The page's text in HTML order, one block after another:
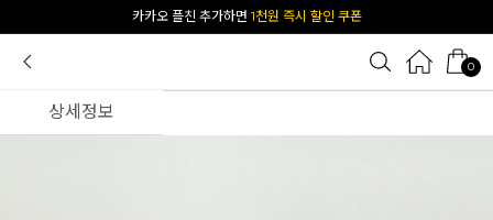
[공식몰 단독] 앱 다운받고2% 결제 할인 받기
0
상세정보